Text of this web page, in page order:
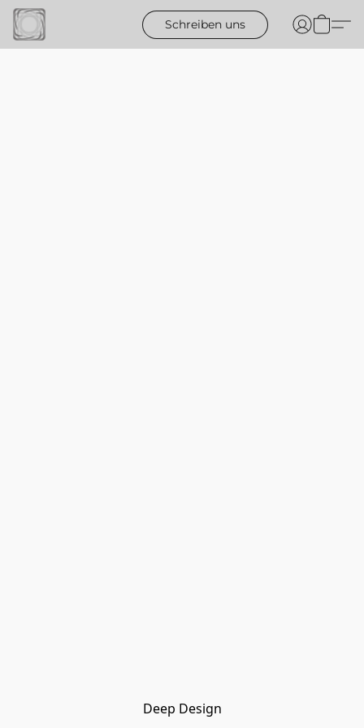
Schreiben uns
Deep Design